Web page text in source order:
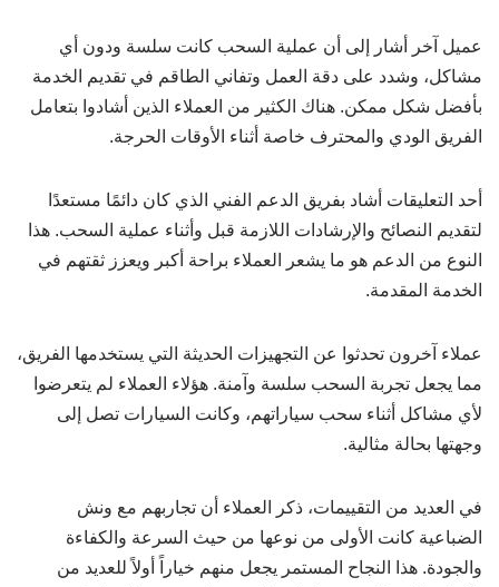
عميل آخر أشار إلى أن عملية السحب كانت سلسة ودون أي
مشاكل، وشدد على دقة العمل وتفاني الطاقم في تقديم الخدمة
بأفضل شكل ممكن. هناك الكثير من العملاء الذين أشادوا بتعامل
الفريق الودي والمحترف خاصة أثناء الأوقات الحرجة.
أحد التعليقات أشاد بفريق الدعم الفني الذي كان دائمًا مستعدًا
لتقديم النصائح والإرشادات اللازمة قبل وأثناء عملية السحب. هذا
النوع من الدعم هو ما يشعر العملاء براحة أكبر ويعزز ثقتهم في
الخدمة المقدمة.
عملاء آخرون تحدثوا عن التجهيزات الحديثة التي يستخدمها الفريق،
مما يجعل تجربة السحب سلسة وآمنة. هؤلاء العملاء لم يتعرضوا
لأي مشاكل أثناء سحب سياراتهم، وكانت السيارات تصل إلى
وجهتها بحالة مثالية.
في العديد من التقييمات، ذكر العملاء أن تجاربهم مع ونش
الضباعية كانت الأولى من نوعها من حيث السرعة والكفاءة
والجودة. هذا النجاح المستمر يجعل منهم خياراً أولاً للعديد من